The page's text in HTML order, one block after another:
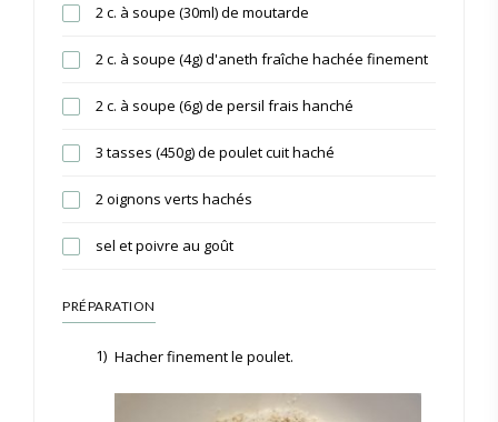
2 c. à soupe (30ml) de moutarde
2 c. à soupe (4g) d'aneth fraîche hachée finement
2 c. à soupe (6g) de persil frais hanché
3 tasses (450g) de poulet cuit haché
2 oignons verts hachés
sel et poivre au goût
PRÉPARATION
1) Hacher finement le poulet.